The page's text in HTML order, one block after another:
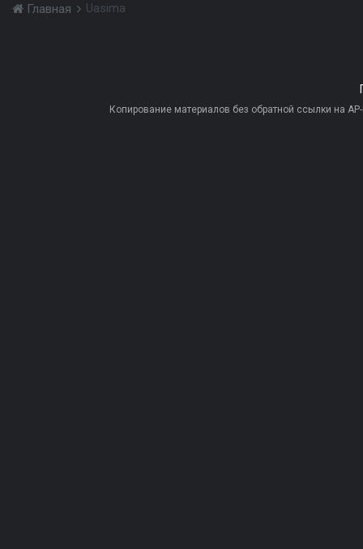
Главная Uasima
Копирование материалов без обратной ссылки на